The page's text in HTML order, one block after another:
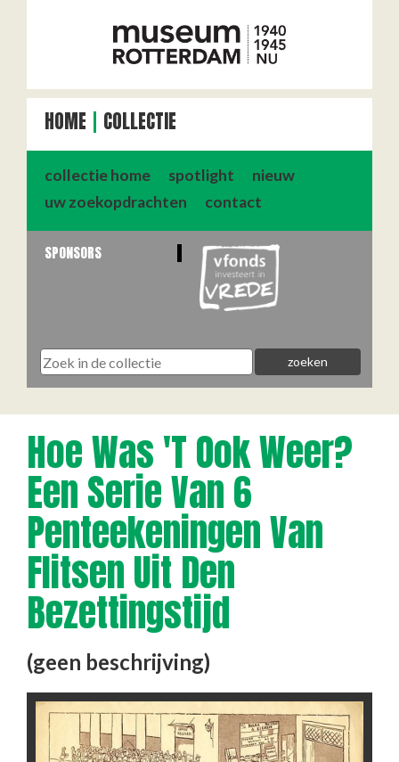
HOME COLLECTIE
collectie home spotlight
nieuw
uw zoekopdrachten
contact
SPONSORS
Hoe Was 't Ook Weer?
Een Serie Van 6
Penteekeningen Van
Flitsen Uit Den
Bezettingstijd
(geen beschrijving)